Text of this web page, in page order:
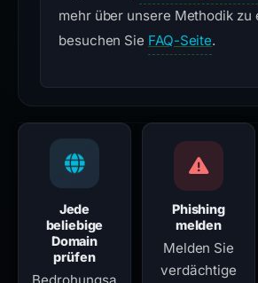
mehr über unsere Methodik zu
besuchen Sie FAQ-Seite.
Jede
beliebige
Domain
prüfen
Phishing
melden
Melden Sie
verdächtige